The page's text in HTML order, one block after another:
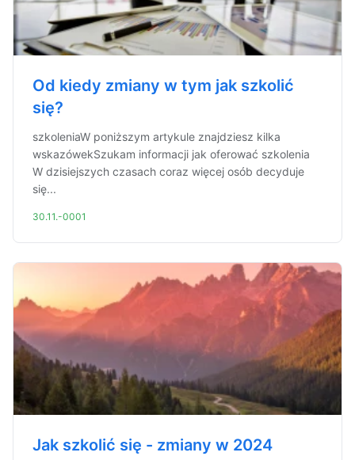
Od kiedy zmiany w tym jak szkolić
się?
szkoleniaW poniższym artykule znajdziesz kilka
wskazówekSzukam informacji jak oferować szkolenia
W dzisiejszych czasach coraz więcej osób decyduje
się...
30.11.-0001
Jak szkolić się - zmiany w 2024